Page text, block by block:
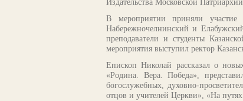
Издательства Московской
В мероприятии приняли
Набережночелнинский и
преподаватели и студенты
мероприятия выступил ректор
Епископ Николай рассказал о
«Родина. Вера. Победа»,
богослужебных, духовно-
отцов и учителей Церкви», «На